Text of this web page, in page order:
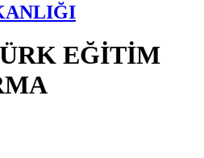
EĞİTİM